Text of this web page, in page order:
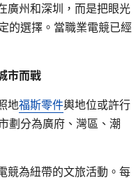
廣州和深圳，而是把眼光
的選擇。當職業電競已經
市而戰
地福斯零件輿地位或許行
劃分為廣府、灣區、潮
競為紐帶的文旅活動。每